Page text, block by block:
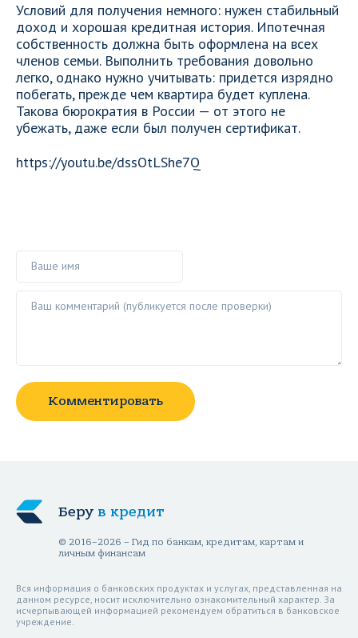
Условий для получения немного: нужен стабильный
доход и хорошая кредитная история. Ипотечная
собственность должна быть оформлена на всех
членов семьи. Выполнить требования довольно
легко, однако нужно учитывать: придется изрядно
побегать, прежде чем квартира будет куплена.
Такова бюрократия в России — от этого не
убежать, даже если был получен сертификат.
https://youtu.be/dssOtLShe7Q
Комментировать
Беру в кредит
© 2016–2026 – Гид по банкам, кредитам, картам и
личным финансам
Вся информация о банковских продуктах и услугах, представленная на
данном ресурсе, носит исключительно ознакомительный характер. За
исчерпывающей информацией рекомендуем обратиться в банковское
учреждение.